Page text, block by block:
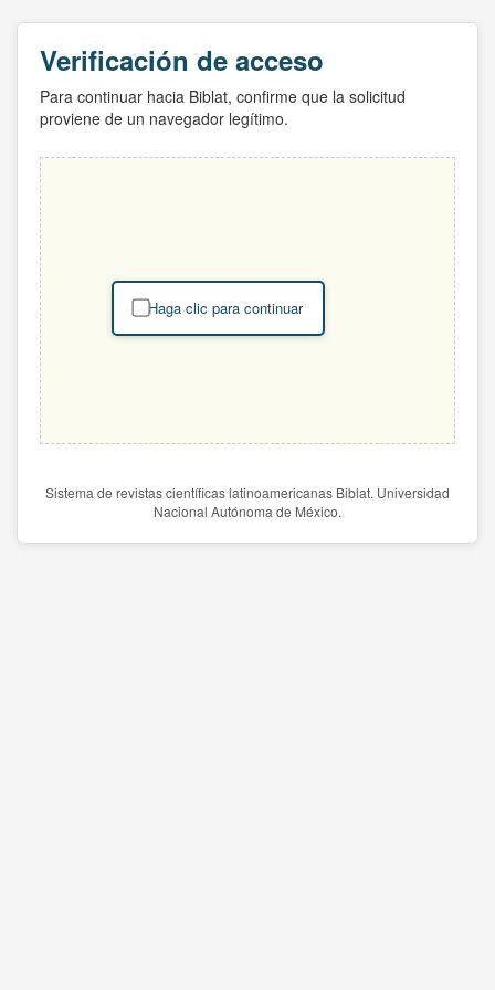
Verificación de acceso
Para continuar hacia Biblat, confirme que la solicitud
proviene de un navegador legítimo.
Haga clic para continuar
Sistema de revistas científicas latinoamericanas Biblat. Universidad
Nacional Autónoma de México.